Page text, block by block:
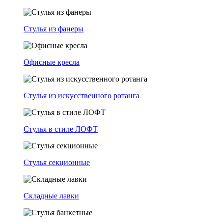
Стулья из фанеры
Офисные кресла
Стулья из искусственного ротанга
Стулья в стиле ЛОФТ
Стулья секционные
Складные лавки